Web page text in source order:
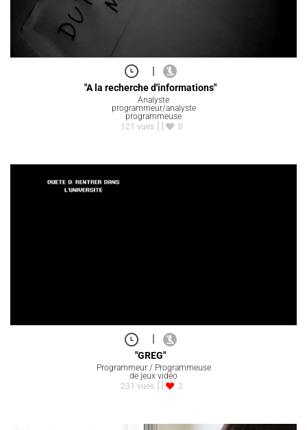
|
"A la recherche d'informations"
Analyste
programmeur/analyste
programmeuse
121 vues
0
|
"GREG"
Programmeur / Programmeuse
de jeux vidéo
231 vues
2